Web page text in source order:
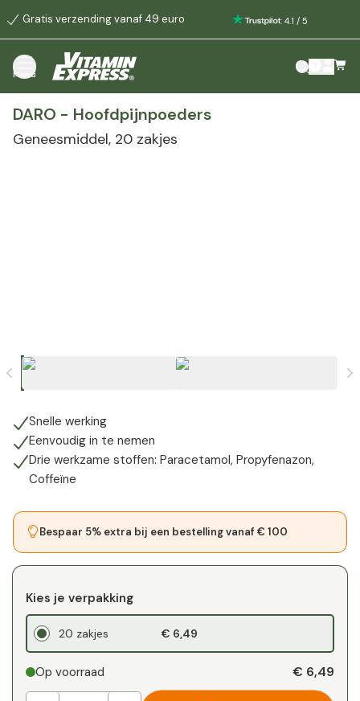
Gratis verzending vanaf 49 euro : 4.1 / 5
Menu
DARO - Hoofdpijnpoeders
Geneesmiddel, 20 zakjes
Snelle werking
Eenvoudig in te nemen
Drie werkzame stoffen: Paracetamol, Propyfenazon,
Coffeïne
Bespaar 5% extra bij een bestelling vanaf € 100
Kies je verpakking
20 zakjes € 6,49
Op voorraad € 6,49